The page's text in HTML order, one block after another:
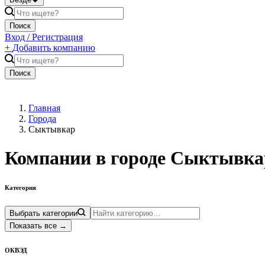
Поиск
Вход / Регистрация
+ Добавить компанию
Поиск
Главная
Города
Сыктывкар
Компании в городе
Категория
Выбрать категории
Показать все →
ОКВЭД